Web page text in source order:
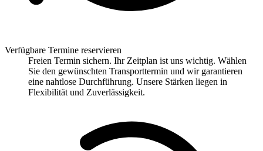
Verfügbare Termine reservieren
Freien Termin sichern. Ihr Zeitplan ist uns wichtig. Wählen
Sie den gewünschten Transporttermin und wir garantieren
eine nahtlose Durchführung. Unsere Stärken liegen in
Flexibilität und Zuverlässigkeit.